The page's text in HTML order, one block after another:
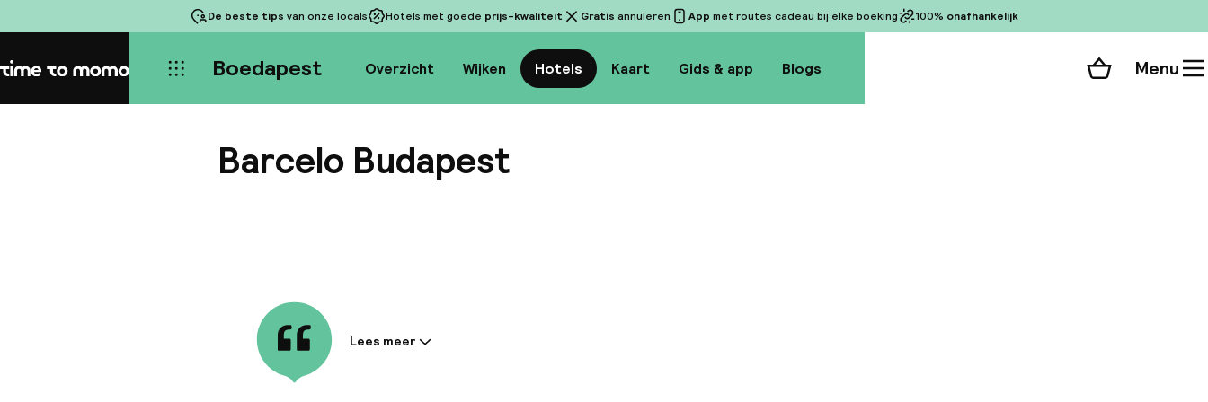
De beste tips van onze locals Hotels met goede prijs-kwaliteit Gratis annuleren App met routes cadeau bij elke boeking 100% onafhankelijk
Home Boedapest Overzicht Wijken Hotels Kaart Gids & app Blogs Winkelmand
Menu
Barcelo Budapest
Informatie gedeeld door de accommodatie:
Lees meer